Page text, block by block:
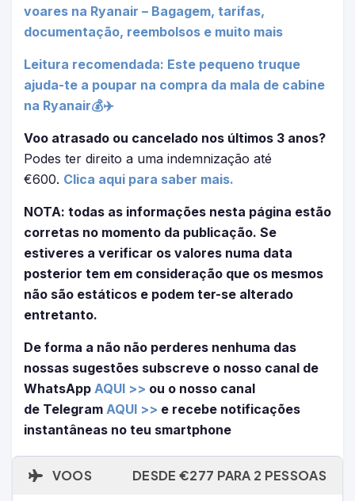
voares na Ryanair – Bagagem, tarifas,
documentação, reembolsos e muito mais
Leitura recomendada: Este pequeno truque
ajuda-te a poupar na compra da mala de cabine
na Ryanair💰✈️
Voo atrasado ou cancelado nos últimos 3 anos?
Podes ter direito a uma indemnização até
€600. Clica aqui para saber mais.
NOTA: todas as informações nesta página estão
corretas no momento da publicação. Se
estiveres a verificar os valores numa data
posterior tem em consideração que os mesmos
não são estáticos e podem ter-se alterado
entretanto.
De forma a não não perderes nenhuma das
nossas sugestões subscreve o nosso canal de
WhatsApp AQUI >> ou o nosso canal
de Telegram AQUI >> e recebe notificações
instantâneas no teu smartphone
VOOS DESDE €277 PARA 2 PESSOAS